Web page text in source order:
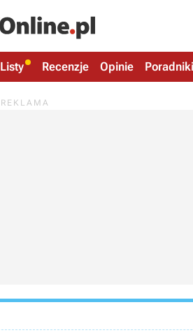
Listy Recenzje Opinie Poradniki